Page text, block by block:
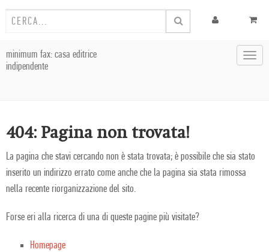
minimum fax: casa editrice
indipendente
404: Pagina non trovata!
La pagina che stavi cercando non è stata trovata; è possibile che sia stato
inserito un indirizzo errato come anche che la pagina sia stata rimossa
nella recente riorganizzazione del sito.
Forse eri alla ricerca di una di queste pagine più visitate?
Homepage